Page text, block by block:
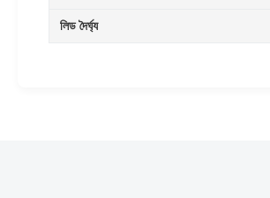
লিড দৈর্ঘ্য